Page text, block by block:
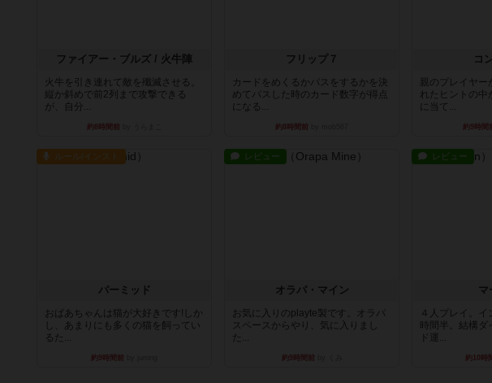
ファイアー・ブルズ / 火牛陣
火牛を引き連れて敵を殲滅させる。
縦か斜めで前2列まで攻撃できる
が、自分...
約8時間前
フリップ７
カードをめくるかパスをするかを決
めてパスした時のカード数字が得点
になる...
約8時間前
コ
親のプレイヤー
れたヒントの中
に当て...
約9時間
ルール/インスト
パーミッド
おばあちゃんは猫が大好きです!しか
し、あまりにも多くの猫を飼ってい
るた...
約9時間前
レビュー
オラパ・マイン
お気に入りのplayte製です。オラパ
スペースからやり、気に入りまし
た...
約9時間前
レビュー
マ
４人プレイ。
時間半。結構
ド運...
約10時